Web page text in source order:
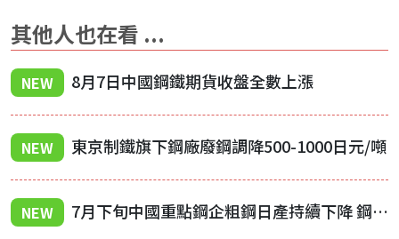
其他人也在看 ...
NEW 8月7日中國鋼鐵期貨收盤全數上漲
NEW 東京制鐵旗下鋼廠廢鋼調降500-1000日元/噸
NEW 7月下旬中國重點鋼企粗鋼日產持續下降 鋼材庫存明顯下降